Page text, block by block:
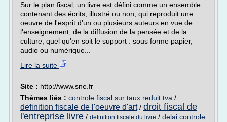
Sur le plan fiscal, un livre est défini comme un ensemble
contenant des écrits, illustré ou non, qui reproduit une
oeuvre de l'esprit d'un ou plusieurs auteurs en vue de
l'enseignement, de la diffusion de la pensée et de la
culture, quel qu'en soit le support : sous forme papier,
audio ou numérique...
Lire la suite
Site : http://www.sne.fr
Thèmes liés : controle fiscal sur taux reduit tva /
definition fiscale de l'oeuvre d'art/ droit fiscal de
l'entreprise livre / definition fiscale du livre / delai controle